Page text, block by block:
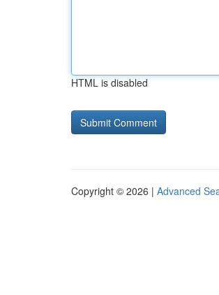
HTML is disabled
Copyright © 2026 | Advanced